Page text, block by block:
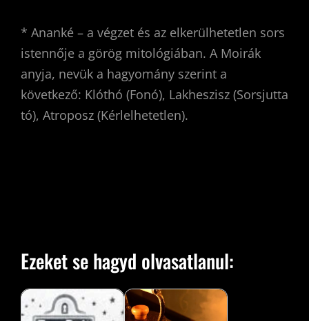
* Ananké – a végzet és az elkerülhetetlen sors
istennője a görög mitológiában. A Moirák
anyja, nevük a hagyomány szerint a
következő: Klóthó (Fonó), Lakheszisz (Sorsjutta
tó), Atroposz (Kérlelhetetlen).
Ezeket se hagyd olvasatlanul: